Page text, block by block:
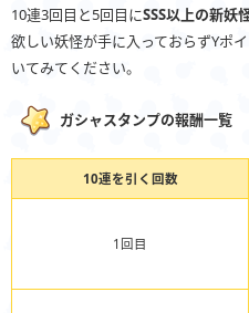
10連3回目と5回目にSSS以上の新妖
欲しい妖怪が手に入っておらずYポ
いてみてください。
ガシャスタンプの報酬一覧
10連を引く回数
1回目